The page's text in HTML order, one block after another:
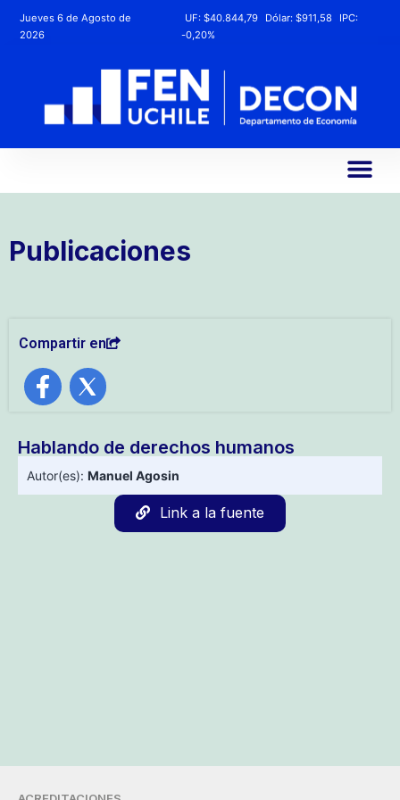
Jueves 6 de Agosto de
2026
UF:$40.844,79 Dólar:$911,58
IPC:
-0,20%
Publicaciones
Compartir en
Hablando de derechos humanos
Autor(es): Manuel Agosin
Link a la fuente